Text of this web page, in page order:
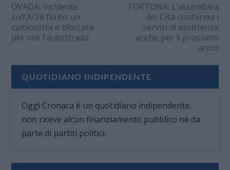
OVADA: Incidente
sull'A/26 ferito un
camionista e bloccata
per ore l'autostrada
TORTONA: L’assemblea
del Cisa conferma i
servizi di assistenza
anche per il prossimo
anno
QUOTIDIANO INDIPENDENTE
Oggi Cronaca è un quotidiano indipendente:
non riceve alcun finanziamento pubblico nè da
parte di partiti politici.